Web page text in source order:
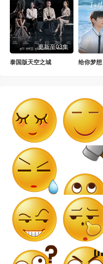
更新至03集
泰国版天空之城 给你梦想